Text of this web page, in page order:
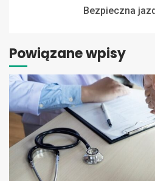
Bezpieczna
Powiązane wpisy